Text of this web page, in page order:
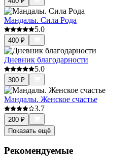
Мандалы. Сила Рода
5.0
400 ₽
Дневник благодарности
5.0
300 ₽
Мандалы. Женское счастье
3.7
200 ₽
Показать ещё
Рекомендуемые